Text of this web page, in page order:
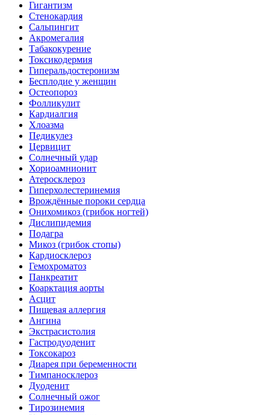
Гигантизм
Стенокардия
Сальпингит
Акромегалия
Табакокурение
Токсикодермия
Гиперальдостеронизм
Бесплодие у женщин
Остеопороз
Фолликулит
Кардиалгия
Хлоазма
Педикулез
Цервицит
Солнечный удар
Хориоамнионит
Атеросклероз
Гиперхолестеринемия
Врождённые пороки сердца
Онихомикоз (грибок ногтей)
Дислипидемия
Подагра
Микоз (грибок стопы)
Кардиосклероз
Гемохроматоз
Панкреатит
Коарктация аорты
Асцит
Пищевая аллергия
Ангина
Экстрасистолия
Гастродуоденит
Токсокароз
Диарея при беременности
Тимпаносклероз
Дуоденит
Солнечный ожог
Тирозинемия